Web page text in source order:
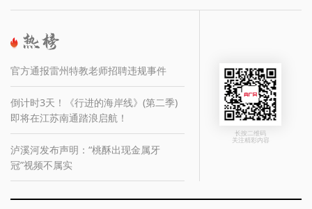
官方通报雷州特教老师招聘违规事件
倒计时3天！《行进的海岸线》(第二季)
即将在江苏南通踏浪启航！
泸溪河发布声明：“桃酥出现金属牙
冠”视频不属实
长按二维码
关注精彩内容